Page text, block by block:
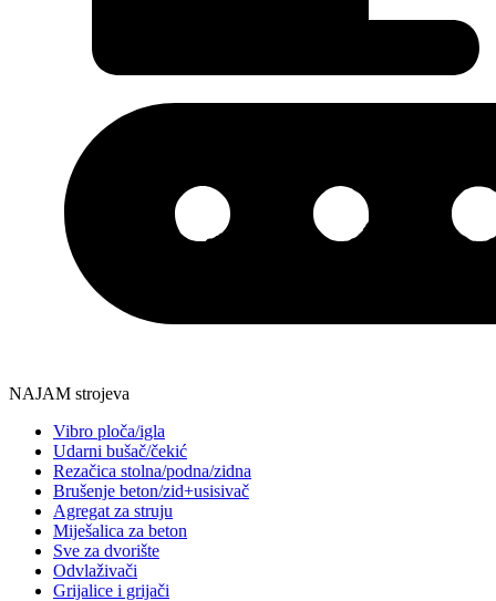
NAJAM strojeva
Vibro ploča/igla
Udarni bušač/čekić
Rezačica stolna/podna/zidna
Brušenje beton/zid+usisivač
Agregat za struju
Miješalica za beton
Sve za dvorište
Odvlaživači
Grijalice i grijači